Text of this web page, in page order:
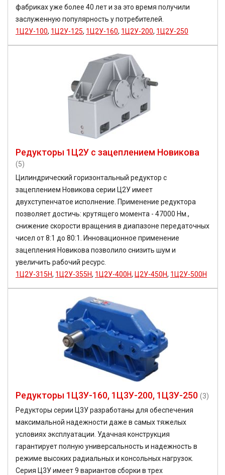
фабриках уже более 40 лет и за это время получили
заслуженную популярность у потребителей.
1Ц2У-100, 1Ц2У-125, 1Ц2У-160, 1Ц2У-200, 1Ц2У-250
Редукторы 1Ц2У с зацеплением Новикова
(5)
Цилиндрический горизонтальный редуктор с
зацеплением Новикова серии Ц2У имеет
двухступенчатое исполнение. Применение редуктора
позволяет достичь: крутящего момента - 47000 Нм.,
снижение скорости вращения в диапазоне передаточных
чисел от 8:1 до 80:1. Инновационное применение
зацепления Новикова позволило снизить шум и
увеличить рабочий ресурс.
1Ц2У-315Н, 1Ц2У-355Н, 1Ц2У-400Н, Ц2У-450Н, 1Ц2У-500Н
Редукторы 1Ц3У-160, 1Ц3У-200, 1Ц3У-250 (3)
Редукторы серии Ц3У разработаны для обеспечения
максимальной надежности даже в самых тяжелых
условиях эксплуатации. Удачная конструкция
гарантирует полную универсальность и надежность в
режиме высоких радиальных и консольных нагрузок.
Серия Ц3У имеет 9 вариантов сборки в трех